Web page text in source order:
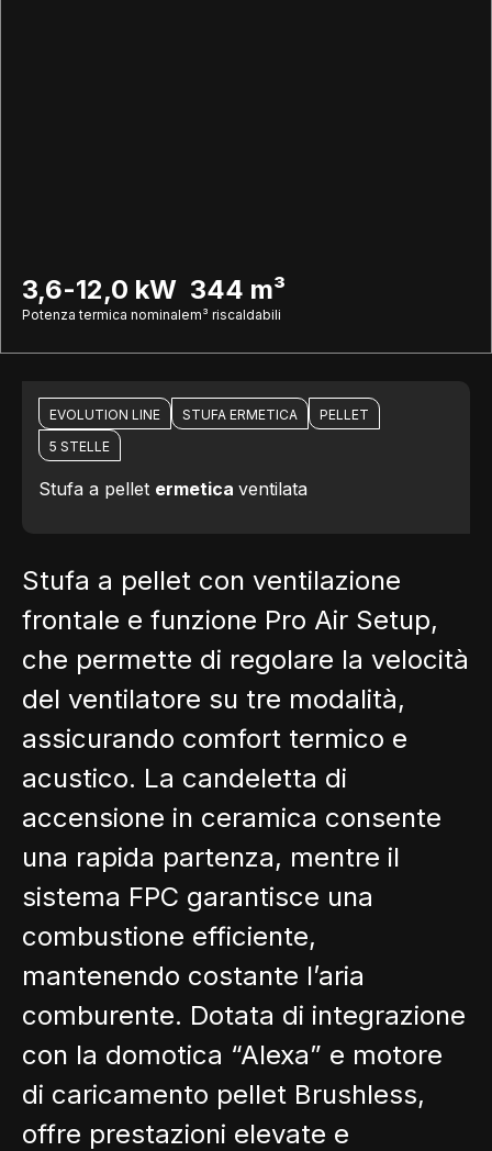
3,6-12,0 kW
Potenza termica nominale
344 m³
m³ riscaldabili
EVOLUTION LINE STUFA ERMETICA
PELLET
5 STELLE
Stufa a pellet ermetica ventilata
Stufa a pellet con ventilazione
frontale e funzione Pro Air Setup,
che permette di regolare la velocità
del ventilatore su tre modalità,
assicurando comfort termico e
acustico. La candeletta di
accensione in ceramica consente
una rapida partenza, mentre il
sistema FPC garantisce una
combustione efficiente,
mantenendo costante l’aria
comburente. Dotata di integrazione
con la domotica “Alexa” e motore
di caricamento pellet Brushless,
offre prestazioni elevate e